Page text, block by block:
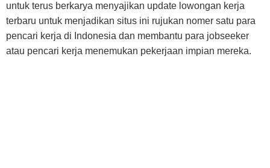
untuk terus berkarya menyajikan update lowongan kerja
terbaru untuk menjadikan situs ini rujukan nomer satu para
pencari kerja di Indonesia dan membantu para jobseeker
atau pencari kerja menemukan pekerjaan impian mereka.